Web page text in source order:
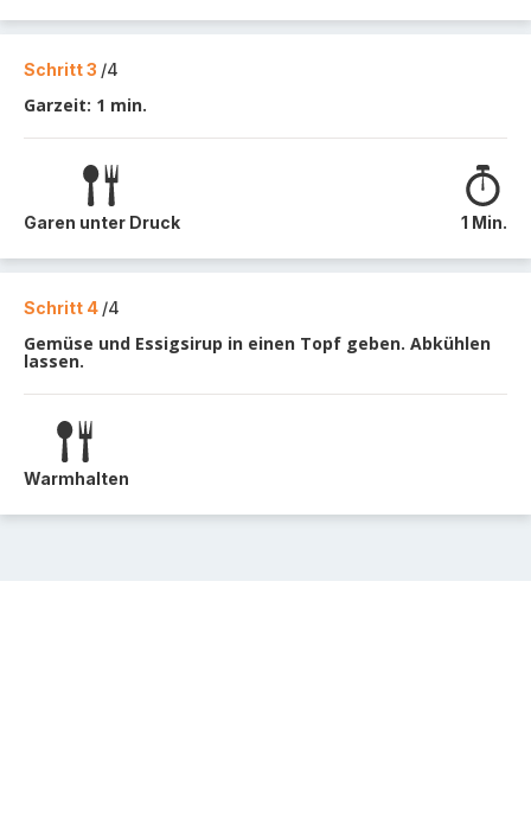
Schritt 3 /4
Garzeit: 1 min.
Garen unter Druck 1 Min.
Schritt 4 /4
Gemüse und Essigsirup in einen Topf geben. Abkühlen
lassen.
Warmhalten